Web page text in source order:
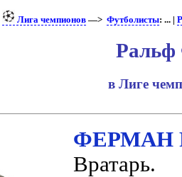
Лига чемпионов—> Футболисты: ... |
Ральф
в Лиге
ФЕРМАН
Вратарь.